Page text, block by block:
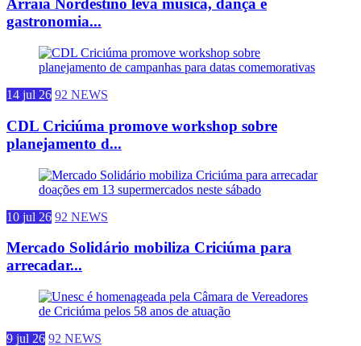
Arraiá Nordestino leva música, dança e
gastronomia...
14 jul 26 92 NEWS
CDL Criciúma promove workshop sobre
planejamento d...
10 jul 26 92 NEWS
Mercado Solidário mobiliza Criciúma para
arrecadar...
9 jul 26 92 NEWS